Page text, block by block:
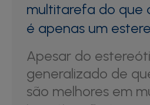
multitarefa do que
é apenas um
Apesar do
generalizado de
são melhores em